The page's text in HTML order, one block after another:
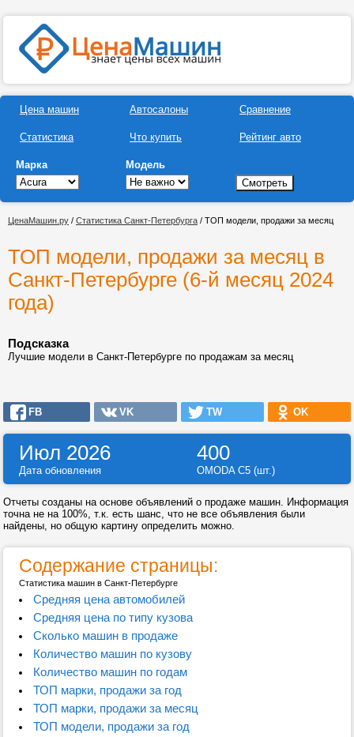
Цена машин
Статистика
Автосалоны
Что купить
Сравнение
Рейтинг авто
Марка Модель
ЦенаМашин.ру / Статистика Санкт-Петербурга / ТОП модели, продажи за месяц
ТОП модели, продажи за месяц в
Санкт-Петербурге (6-й месяц 2024
года)
Подсказка
Лучшие модели в Санкт-Петербурге по продажам за месяц
FB VK TW OK
Июл 2026 400
Дата обновления OMODA C5 (шт.)
Отчеты созданы на основе объявлений о продаже машин. Информация
точна не на 100%, т.к. есть шанс, что не все объявления были
найдены, но общую картину определить можно.
Содержание страницы:
Статистика машин в Санкт-Петербурге
Средняя цена автомобилей
Средняя цена по типу кузова
Сколько машин в продаже
Количество машин по кузову
Количество машин по годам
ТОП марки, продажи за год
ТОП марки, продажи за месяц
ТОП модели, продажи за год